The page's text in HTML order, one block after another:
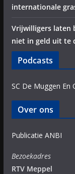
internationale
Vrijwilligers laten
niet in geld uit te
Podcasts
SC De Muggen En
Over ons
Publicatie ANBI
Bezoekadres
RTV Meppel